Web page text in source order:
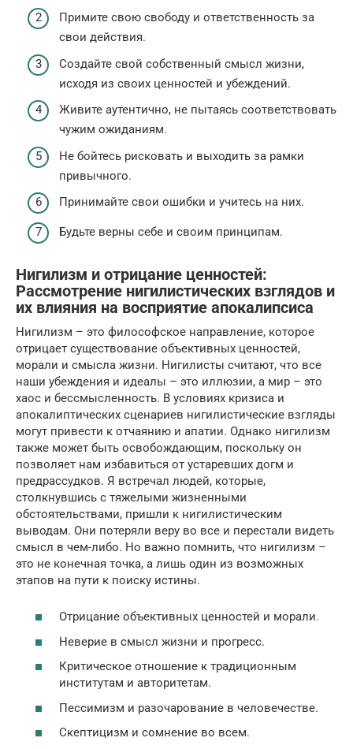
Примите свою свободу и ответственность за
свои действия.
Создайте свой собственный смысл жизни,
исходя из своих ценностей и убеждений.
Живите аутентично, не пытаясь соответствовать
чужим ожиданиям.
Не бойтесь рисковать и выходить за рамки
привычного.
Принимайте свои ошибки и учитесь на них.
Будьте верны себе и своим принципам.
Нигилизм и отрицание ценностей:
Рассмотрение нигилистических взглядов и
их влияния на восприятие апокалипсиса
Нигилизм – это философское направление, которое
отрицает существование объективных ценностей,
морали и смысла жизни. Нигилисты считают, что все
наши убеждения и идеалы – это иллюзии, а мир – это
хаос и бессмысленность. В условиях кризиса и
апокалиптических сценариев нигилистические взгляды
могут привести к отчаянию и апатии. Однако нигилизм
также может быть освобождающим, поскольку он
позволяет нам избавиться от устаревших догм и
предрассудков. Я встречал людей, которые,
столкнувшись с тяжелыми жизненными
обстоятельствами, пришли к нигилистическим
выводам. Они потеряли веру во все и перестали видеть
смысл в чем-либо. Но важно помнить, что нигилизм –
это не конечная точка, а лишь один из возможных
этапов на пути к поиску истины.
Отрицание объективных ценностей и морали.
Неверие в смысл жизни и прогресс.
Критическое отношение к традиционным
институтам и авторитетам.
Пессимизм и разочарование в человечестве.
Скептицизм и сомнение во всем.